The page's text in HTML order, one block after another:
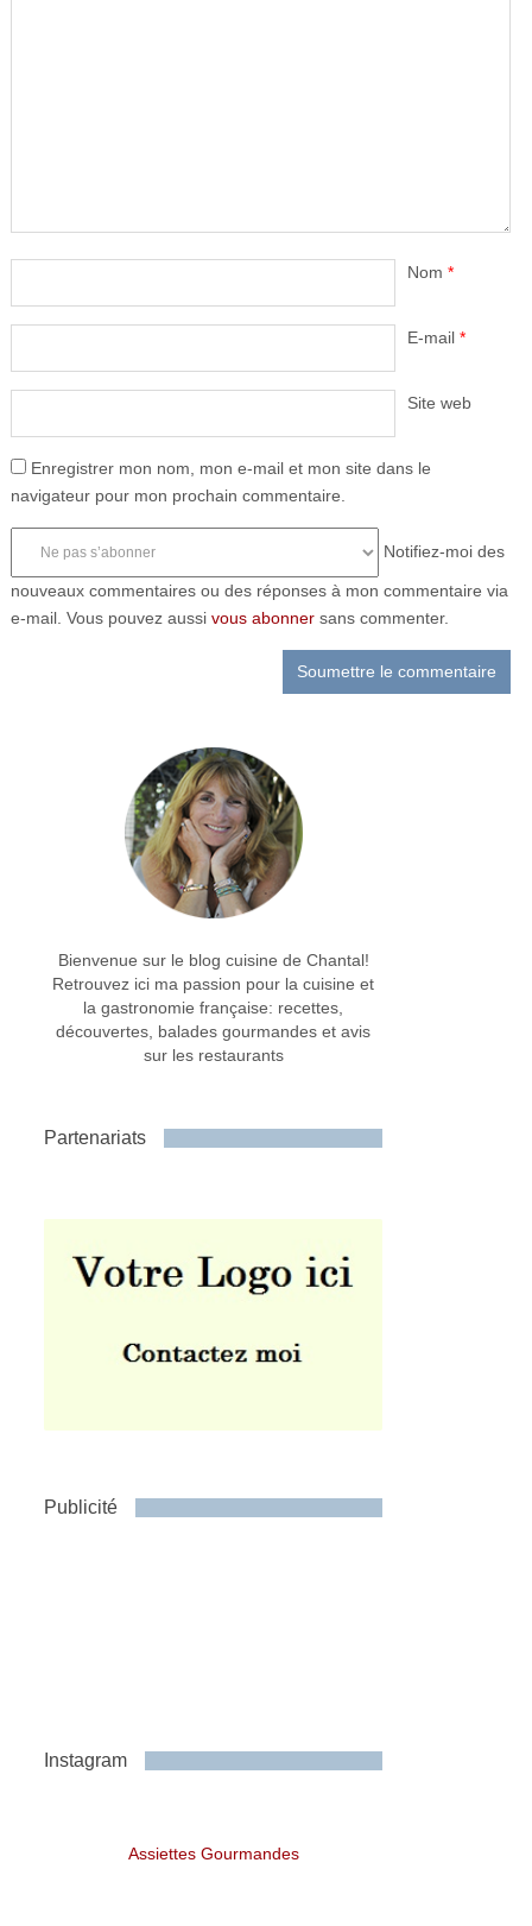
Nom *
E-mail *
Site web
Enregistrer mon nom, mon e-mail et mon site dans le
navigateur pour mon prochain commentaire.
Notifiez-moi des
nouveaux commentaires ou des réponses à mon commentaire via
e-mail. Vous pouvez aussi vous abonnersans commenter.
Bienvenue sur le blog cuisine de Chantal!
Retrouvez ici ma passion pour la cuisine et
la gastronomie française: recettes,
découvertes, balades gourmandes et avis
sur les restaurants
Partenariats
Publicité
Instagram
Assiettes Gourmandes